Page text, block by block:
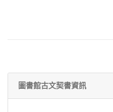
圖書館古文契書資訊